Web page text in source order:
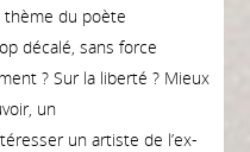
thème du poète
décalé, sans force
? Sur la liberté ? Mieux
un
un artiste de l’ex-